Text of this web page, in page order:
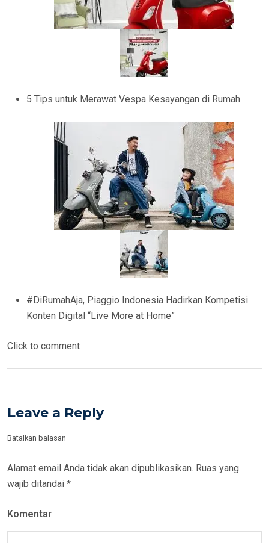
5 Tips untuk Merawat Vespa Kesayangan di Rumah
#DiRumahAja, Piaggio Indonesia Hadirkan Kompetisi
Konten Digital “Live More at Home”
Click to comment
Leave a Reply
Batalkan balasan
Alamat email Anda tidak akan dipublikasikan. Ruas yang
wajib ditandai *
Komentar